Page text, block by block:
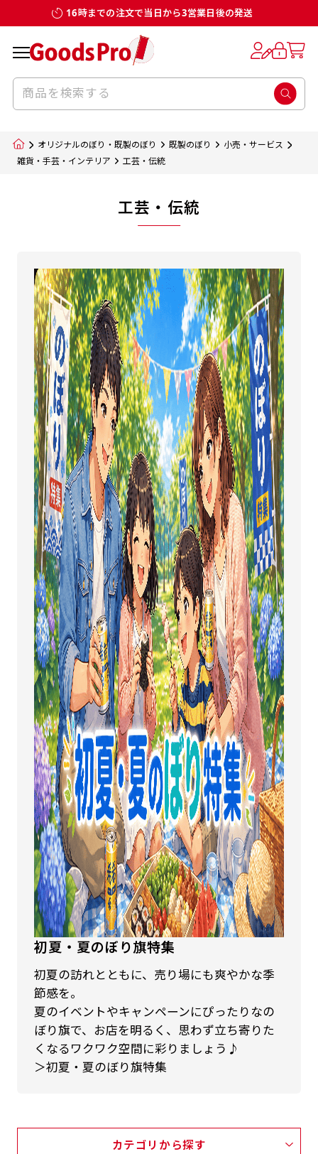
16時までの注文で当日から3営業日後の発送
オリジナルのぼり・既製のぼり 既製のぼり
小売・サービス
雑貨・手芸・インテリア
工芸・伝統
工芸・伝統
初夏・夏のぼり旗特集
初夏の訪れとともに、売り場にも爽やかな季
節感を。
夏のイベントやキャンペーンにぴったりなの
ぼり旗で、お店を明るく、思わず立ち寄りた
くなるワクワク空間に彩りましょう♪
＞初夏・夏のぼり旗特集
カテゴリから探す